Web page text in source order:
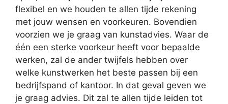
flexibel en we houden te allen tijde rekening
met jouw wensen en voorkeuren. Bovendien
voorzien we je graag van kunstadvies. Waar de
één een sterke voorkeur heeft voor bepaalde
werken, zal de ander twijfels hebben over
welke kunstwerken het beste passen bij een
bedrijfspand of kantoor. In dat geval geven we
je graag advies. Dit zal te allen tijde leiden tot